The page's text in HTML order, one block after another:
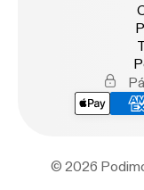
© 2026